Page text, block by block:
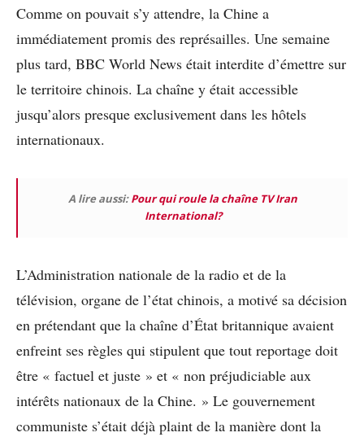
Comme on pouvait s’y attendre, la Chine a
immédiatement promis des représailles. Une semaine
plus tard, BBC World News était interdite d’émettre sur
le territoire chinois. La chaîne y était accessible
jusqu’alors presque exclusivement dans les hôtels
internationaux.
A lire aussi:Pour qui roule la chaîne TV Iran
International?
L’Administration nationale de la radio et de la
télévision, organe de l’état chinois, a motivé sa décision
en prétendant que la chaîne d’État britannique avaient
enfreint ses règles qui stipulent que tout reportage doit
être « factuel et juste » et « non préjudiciable aux
intérêts nationaux de la Chine. » Le gouvernement
communiste s’était déjà plaint de la manière dont la